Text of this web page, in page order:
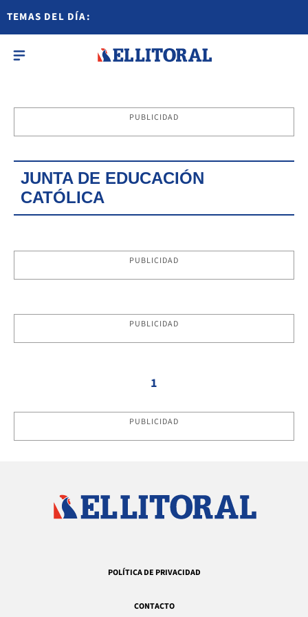
TEMAS DEL DÍA:
PUBLICIDAD
JUNTA DE EDUCACIÓN
CATÓLICA
PUBLICIDAD
PUBLICIDAD
1
PUBLICIDAD
POLÍTICA DE PRIVACIDAD
CONTACTO